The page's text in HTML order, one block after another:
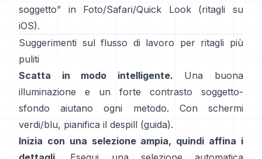
soggetto” in Foto/Safari/Quick Look (ritagli su
iOS).
Suggerimenti sul flusso di lavoro per ritagli più
puliti
Scatta in modo intelligente. Una buona
illuminazione e un forte contrasto soggetto-
sfondo aiutano ogni metodo. Con schermi
verdi/blu, pianifica il despill (guida).
Inizia con una selezione ampia, quindi affina i